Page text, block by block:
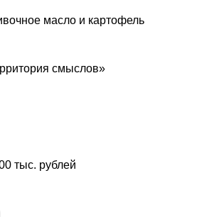
масло и картофель
смыслов»
тыс. рублей